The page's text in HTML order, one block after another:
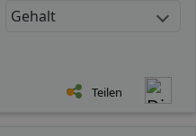
Gehalt
Teilen